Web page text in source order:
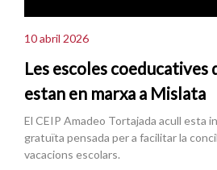
10 abril 2026
Les escoles coeducatives
estan en marxa a Mislata
El CEIP Amadeo Tortajada acull esta
gratuïta pensada per a facilitar la
vacacions escolars.